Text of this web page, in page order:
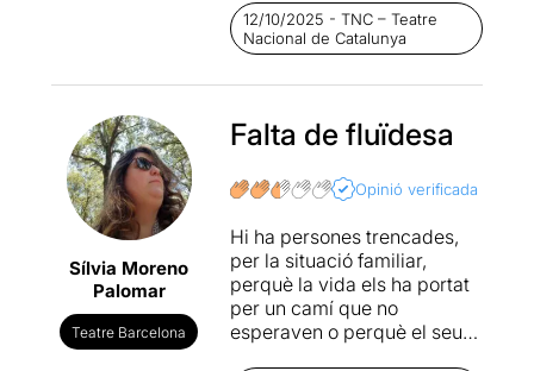
caiguda del mur. Una mena
de metàfora de les societats
europees, en aquell moment
totalment vençudes per un
amarades d’una decadència
una irremeiable
desesperança. Podríem dir
que en gran part el discurs
encara funciona, però en els
darrers deu anys han passat
moltes coses i ara mateix el
futur és tan incert i la realitat
tan crítica que el que veiem
12/10/2025 - TNC – Teatre
Nacional de Catalunya
Sílvia Moreno
Palomar
Teatre Barcelona
Falta de fluïdesa
Opinió verificada
Hi ha persones trencades,
per la situació familiar,
perquè la vida els ha portat
per un camí que no
esperaven o perquè el seu